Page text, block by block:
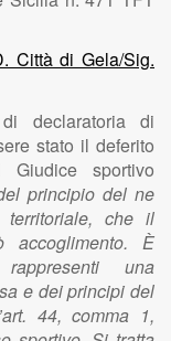
Città di Gela/Sig.
declaratoria di
stato il deferito
sportivo
principio del ne
che il
accoglimento. È
una
e dei principi del
44, comma 1,